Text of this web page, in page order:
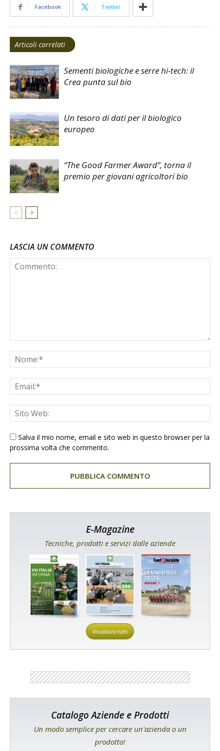
Facebook Twitter
Articoli correlati
Sementi biologiche e serre hi-tech: il
Crea punta sul bio
Un tesoro di dati per il biologico
europeo
“The Good Farmer Award”, torna il
premio per giovani agricoltori bio
LASCIA UN COMMENTO
Salva il mio nome, email e sito web in questo browser per la
prossima volta che commento.
E-Magazine
Tecniche, prodotti e servizi dalle aziende
Visualizza tutti
Catalogo Aziende e Prodotti
Un modo semplice per cercare un'azienda o un
prodotto!